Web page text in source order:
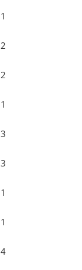
1
2
2
1
3
3
1
1
4